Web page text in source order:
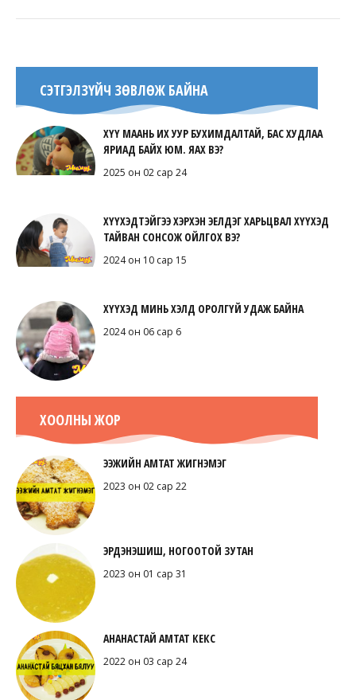
СЭТГЭЛЗҮЙЧ ЗӨВЛӨЖ БАЙНА
ХҮҮ МААНЬ ИХ УУР БУХИМДАЛТАЙ, БАС ХУДЛАА
ЯРИАД БАЙХ ЮМ. ЯАХ ВЭ?
2025 он 02 сар 24
ХҮҮХЭДТЭЙГЭЭ ХЭРХЭН ЭЕЛДЭГ ХАРЬЦВАЛ ХҮҮХЭД
ТАЙВАН СОНСОЖ ОЙЛГОХ ВЭ?
2024 он 10 сар 15
ХҮҮХЭД МИНЬ ХЭЛД ОРОЛГҮЙ УДАЖ БАЙНА
2024 он 06 сар 6
ХООЛНЫ ЖОР
ЭЭЖИЙН АМТАТ ЖИГНЭМЭГ
2023 он 02 сар 22
ЭРДЭНЭШИШ, НОГООТОЙ ЗУТАН
2023 он 01 сар 31
АНАНАСТАЙ АМТАТ КЕКС
2022 он 03 сар 24